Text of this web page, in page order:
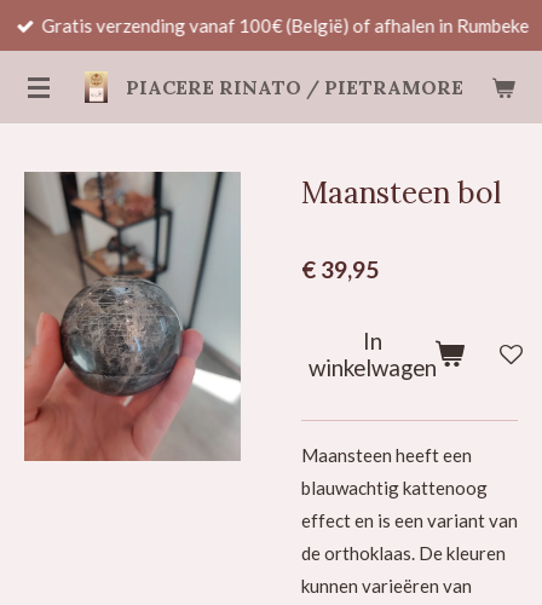
Ga
naar
de
PIACERE RINATO / PIETRAMORE
Gratis verzending vanaf 100€ (België) of afhalen in Rumbeke
Maansteen bol
€ 39,95
In
winkelwagen
Maansteen heeft een
blauwachtig kattenoog
effect en is een variant van
de orthoklaas. De kleuren
kunnen varieëren van